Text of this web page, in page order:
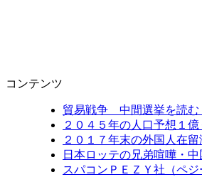
コンテンツ
貿易戦争 中間選挙を読
２０４５年の人口予想１
２０１７年末の外国人在
日本ロッテの兄弟喧嘩・
スパコンＰＥＺＹ社（ペ